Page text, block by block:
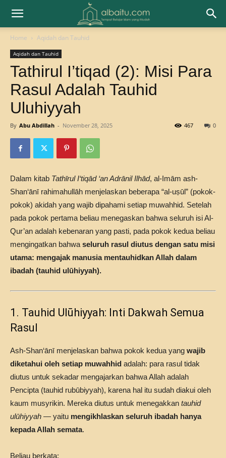
Home Aqidah dan Tauhid
Aqidah dan Tauhid
Tathirul I’tiqad (2): Misi Para
Rasul Adalah Tauhid
Uluhiyyah
By Abu Abdillah - November 28, 2025 0
467
Dalam kitab Tathīrul I‘tiqād ‘an Adrānil Ilhād, al-Imām ash-
Shan‘ānī rahimahullāh menjelaskan beberapa “al-uṣūl” (pokok-
pokok) akidah yang wajib dipahami setiap muwahhid. Setelah
pada pokok pertama beliau menegaskan bahwa seluruh isi Al-
Qur’an adalah kebenaran yang pasti, pada pokok kedua beliau
mengingatkan bahwa seluruh rasul diutus dengan satu misi
utama: mengajak manusia mentauhidkan Allah dalam
ibadah (tauhid ulūhiyyah).
1. Tauhid Ulūhiyyah: Inti Dakwah Semua
Rasul
Ash-Shan‘ānī menjelaskan bahwa pokok kedua yang wajib
diketahui oleh setiap muwahhid adalah: para rasul tidak
diutus untuk sekadar mengajarkan bahwa Allah adalah
Pencipta (tauhid rubūbiyyah), karena hal itu sudah diakui oleh
kaum musyrikin. Mereka diutus untuk menegakkan tauhid
ulūhiyyah — yaitu mengikhlaskan seluruh ibadah hanya
kepada Allah semata.
Beliau berkata: